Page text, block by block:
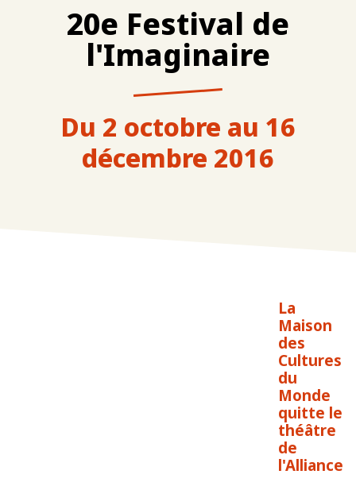
20e Festival de
l'Imaginaire
Du 2 octobre au 16
décembre 2016
La
Maison
des
Cultures
du
Monde
quitte le
théâtre
de
l'Alliance